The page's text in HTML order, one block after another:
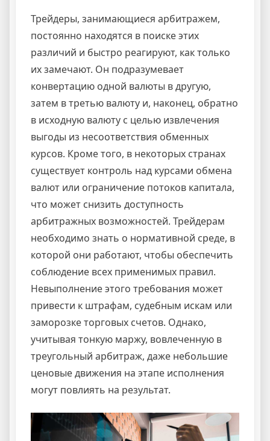
Трейдеры, занимающиеся арбитражем,
постоянно находятся в поиске этих
различий и быстро реагируют, как только
их замечают. Он подразумевает
конвертацию одной валюты в другую,
затем в третью валюту и, наконец, обратно
в исходную валюту с целью извлечения
выгоды из несоответствия обменных
курсов. Кроме того, в некоторых странах
существует контроль над курсами обмена
валют или ограничение потоков капитала,
что может снизить доступность
арбитражных возможностей. Трейдерам
необходимо знать о нормативной среде, в
которой они работают, чтобы обеспечить
соблюдение всех применимых правил.
Невыполнение этого требования может
привести к штрафам, судебным искам или
заморозке торговых счетов. Однако,
учитывая тонкую маржу, вовлеченную в
треугольный арбитраж, даже небольшие
ценовые движения на этапе исполнения
могут повлиять на результат.